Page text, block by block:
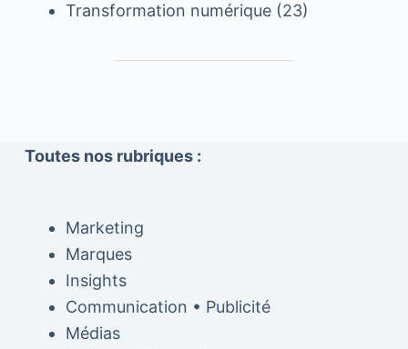
Transformation numérique(23)
Toutes nos rubriques :
Marketing
Marques
Insights
Communication • Publicité
Médias